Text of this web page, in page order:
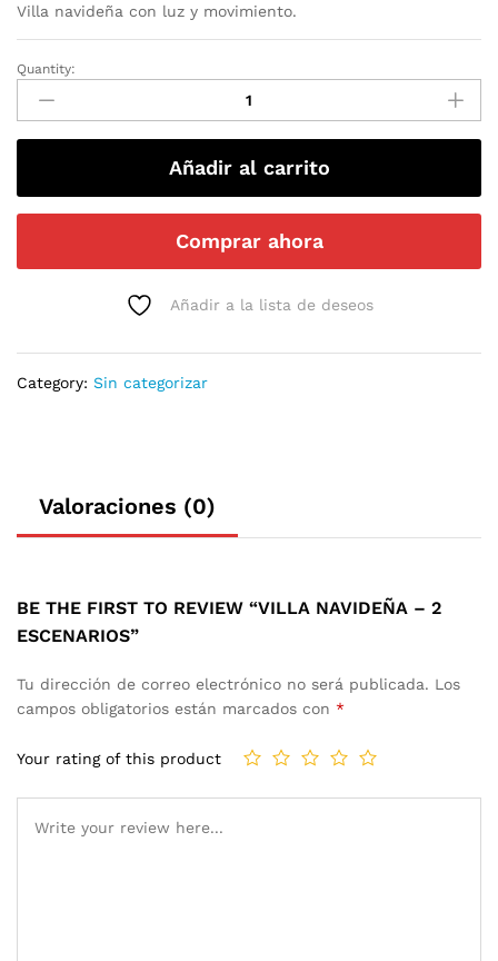
Villa navideña con luz y movimiento.
Quantity:
Añadir al carrito
Comprar ahora
Añadir a la lista de deseos
Category: Sin categorizar
Valoraciones (0)
BE THE FIRST TO REVIEW “VILLA NAVIDEÑA – 2
ESCENARIOS”
Tu dirección de correo electrónico no será publicada. Los
campos obligatorios están marcados con *
Your rating of this product